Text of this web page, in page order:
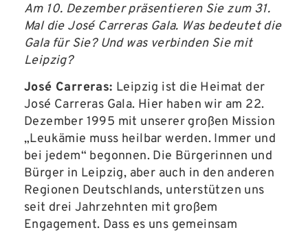
Am 10. Dezember präsentieren Sie zum 31.
Mal die José Carreras Gala. Was bedeutet die
Gala für Sie? Und was verbinden Sie mit
Leipzig?
José Carreras: Leipzig ist die Heimat der
José Carreras Gala. Hier haben wir am 22.
Dezember 1995 mit unserer großen Mission
„Leukämie muss heilbar werden. Immer und
bei jedem“ begonnen. Die Bürgerinnen und
Bürger in Leipzig, aber auch in den anderen
Regionen Deutschlands, unterstützen uns
seit drei Jahrzehnten mit großem
Engagement. Dass es uns gemeinsam